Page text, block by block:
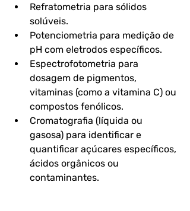
Refratometria para sólidos
solúveis.
Potenciometria para medição de
pH com eletrodos específicos.
Espectrofotometria para
dosagem de pigmentos,
vitaminas (como a vitamina C) ou
compostos fenólicos.
Cromatografia (líquida ou
gasosa) para identificar e
quantificar açúcares específicos,
ácidos orgânicos ou
contaminantes.